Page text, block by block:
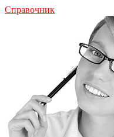
Справочник